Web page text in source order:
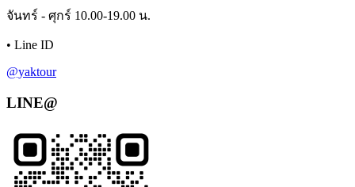
จันทร์ - ศุกร์ 10.00-19.00 น.
• Line ID
@yaktour
LINE@